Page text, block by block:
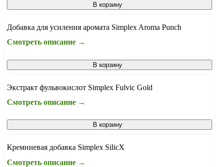
В корзину
Добавка для усиления аромата Simplex Aroma Punch
Смотреть описание →
В корзину
Экстракт фульвокислот Simplex Fulvic Gold
Смотреть описание →
В корзину
Кремниевая добавка Simplex SilicX
Смотреть описание →